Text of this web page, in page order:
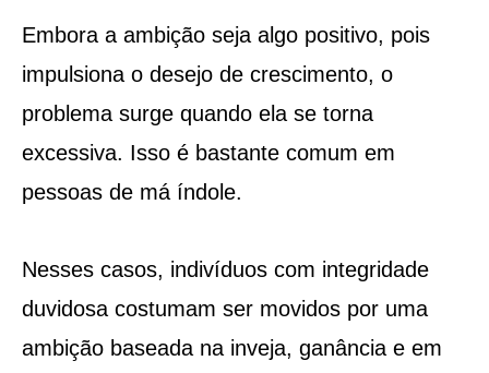
Embora a ambição seja algo positivo, pois
impulsiona o desejo de crescimento, o
problema surge quando ela se torna
excessiva. Isso é bastante comum em
pessoas de má índole.
Nesses casos, indivíduos com integridade
duvidosa costumam ser movidos por uma
ambição baseada na inveja, ganância e em